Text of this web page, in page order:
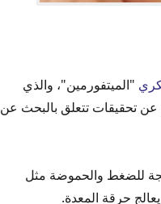
"الميتفورمين"، والذي
عن تحقيقات تتعلق بالبحث عن
للضغط والحموضة مثل
حرقة المعدة.